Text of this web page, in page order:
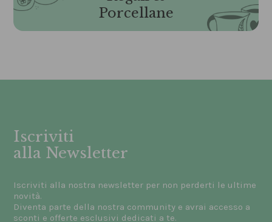
Porcellane
Iscriviti
alla Newsletter
Iscriviti alla nostra newsletter per non perderti le ultime
novità.
Diventa parte della nostra community e avrai accesso a
sconti e offerte esclusivi dedicati a te.